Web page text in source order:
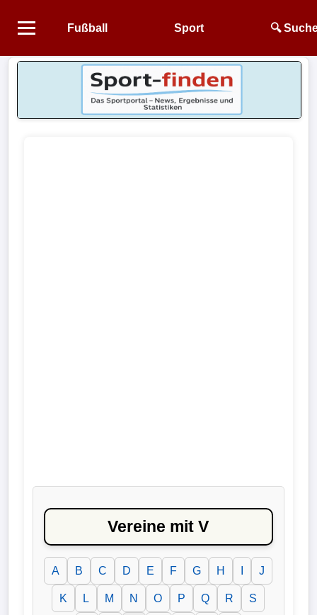
Fußball Sport 🔍
Startseite
Europa
Nationalmannschaft
Vereinsnews
Vereine mit V
A B C D E F G H J
K L M N O P Q R S